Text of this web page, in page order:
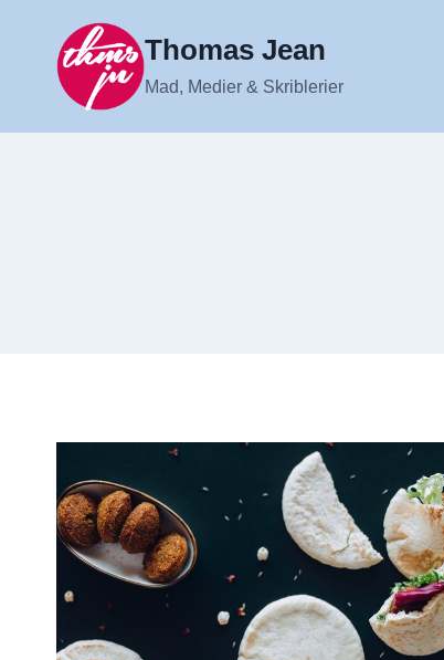
indhold
Thomas Jean
Mad, Medier & Skriblerier